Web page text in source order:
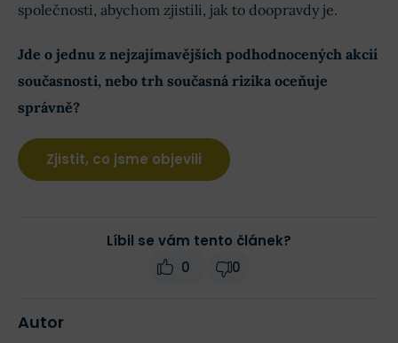
společnosti, abychom zjistili, jak to doopravdy je.
Jde o jednu z nejzajímavějších podhodnocených akcií
současnosti, nebo trh současná rizika oceňuje
správně?
Zjistit, co jsme objevili
Líbil se vám tento článek?
0
0
Autor